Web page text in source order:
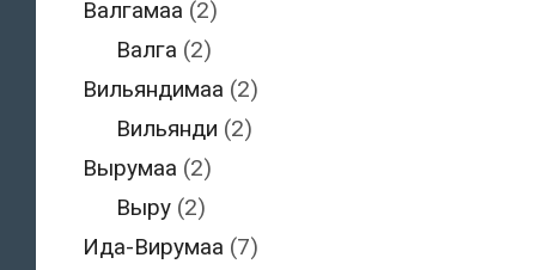
Валгамаа (2)
Валга (2)
Вильяндимаа (2)
Вильянди (2)
Вырумаа (2)
Выру (2)
Ида-Вирумаа (7)